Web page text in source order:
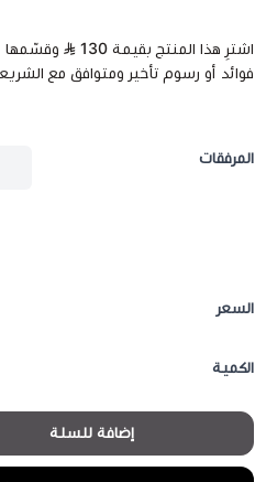
اشترِ هذا المنتج بقيمة 130
فوائد أو رسوم تأخير ومتوافق مع
المرفقات
السعر
الكمية
إضافة للسلة